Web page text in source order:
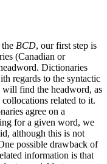
BCD, our first step is
(Canadian or
Dictionaries
regards to the syntactic
find the headword, as
related to it.
agree on a
for a given word, we
although this is not
possible drawback of
information is that